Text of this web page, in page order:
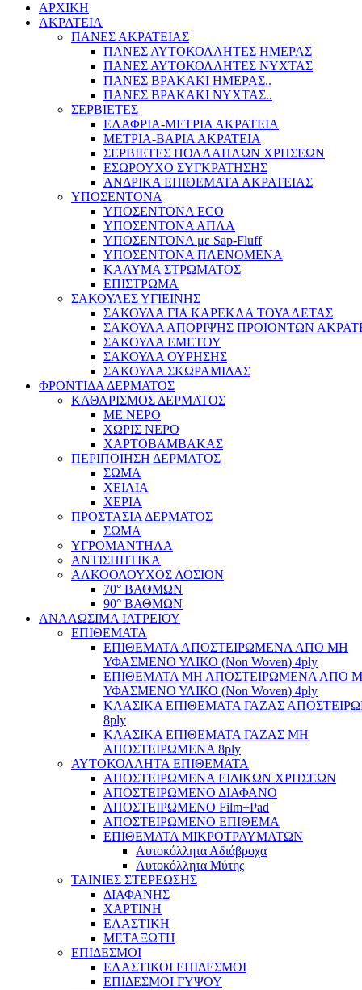
ΑΡΧΙΚΗ
ΑΚΡΑΤΕΙΑ
ΠΑΝΕΣ ΑΚΡΑΤΕΙΑΣ
ΠΑΝΕΣ ΑΥΤΟΚΟΛΛΗΤΕΣ ΗΜΕΡΑΣ
ΠΑΝΕΣ ΑΥΤΟΚΟΛΛΗΤΕΣ ΝΥΧΤΑΣ
ΠΑΝΕΣ ΒΡΑΚΑΚΙ ΗΜΕΡΑΣ..
ΠΑΝΕΣ ΒΡΑΚΑΚΙ ΝΥΧΤΑΣ..
ΣΕΡΒΙΕΤΕΣ
ΕΛΑΦΡΙΑ-ΜΕΤΡΙΑ ΑΚΡΑΤΕΙΑ
ΜΕΤΡΙΑ-ΒΑΡΙΑ ΑΚΡΑΤΕΙΑ
ΣΕΡΒΙΕΤΕΣ ΠΟΛΛΑΠΛΩΝ ΧΡΗΣΕΩΝ
ΕΣΩΡΟΥΧΟ ΣΥΓΚΡΑΤΗΣΗΣ
ΑΝΔΡΙΚΑ ΕΠΙΘΕΜΑΤΑ ΑΚΡΑΤΕΙΑΣ
ΥΠΟΣΕΝΤΟΝΑ
ΥΠΟΣΕΝΤΟΝΑ ECO
ΥΠΟΣΕΝΤΟΝΑ ΑΠΛΑ
ΥΠΟΣΕΝΤΟΝΑ με Sap-Fluff
ΥΠΟΣΕΝΤΟΝΑ ΠΛΕΝΟΜΕΝΑ
ΚΑΛΥΜΑ ΣΤΡΩΜΑΤΟΣ
ΕΠΙΣΤΡΩΜΑ
ΣΑΚΟΥΛΕΣ ΥΓΙΕΙΝΗΣ
ΣΑΚΟΥΛΑ ΓΙΑ ΚΑΡΕΚΛΑ ΤΟΥΑΛΕΤΑΣ
ΣΑΚΟΥΛΑ ΑΠΟΡΙΨΗΣ ΠΡΟΙΟΝΤΩΝ
ΣΑΚΟΥΛΑ ΕΜΕΤΟΥ
ΣΑΚΟΥΛΑ ΟΥΡΗΣΗΣ
ΣΑΚΟΥΛΑ ΣΚΩΡΑΜΙΔΑΣ
ΦΡΟΝΤΙΔΑ ΔΕΡΜΑΤΟΣ
ΚΑΘΑΡΙΣΜΟΣ ΔΕΡΜΑΤΟΣ
ΜΕ ΝΕΡΟ
ΧΩΡΙΣ ΝΕΡΟ
ΧΑΡΤΟΒΑΜΒΑΚΑΣ
ΠΕΡΙΠΟΙΗΣΗ ΔΕΡΜΑΤΟΣ
ΣΩΜΑ
ΧΕΙΛΙΑ
ΧΕΡΙΑ
ΠΡΟΣΤΑΣΙΑ ΔΕΡΜΑΤΟΣ
ΣΩΜΑ
ΥΓΡΟΜΑΝΤΗΛΑ
ΑΝΤΙΣΗΠΤΙΚΑ
ΑΛΚΟΟΛΟΥΧΟΣ ΛΟΣΙΟΝ
70° ΒΑΘΜΩΝ
90° ΒΑΘΜΩΝ
ΑΝΑΛΩΣΙΜΑ ΙΑΤΡΕΙΟΥ
ΕΠΙΘΕΜΑΤΑ
ΕΠΙΘΕΜΑΤΑ ΑΠΟΣΤΕΙΡΩΜΕΝΑ ΑΠΟ ΜΗ
ΥΦΑΣΜΕΝΟ ΥΛΙΚΟ (Non Woven) 4ply
ΕΠΙΘΕΜΑΤΑ ΜΗ ΑΠΟΣΤΕΙΡΩΜΕΝΑ ΑΠΟ
ΥΦΑΣΜΕΝΟ ΥΛΙΚΟ (Non Woven) 4ply
ΚΛΑΣΙΚΑ ΕΠΙΘΕΜΑΤΑ ΓΑΖΑΣ
8ply
ΚΛΑΣΙΚΑ ΕΠΙΘΕΜΑΤΑ ΓΑΖΑΣ ΜΗ
ΑΠΟΣΤΕΙΡΩΜΕΝΑ 8ply
ΑΥΤΟΚΟΛΛΗΤΑ ΕΠΙΘΕΜΑΤΑ
ΑΠΟΣΤΕΙΡΩΜΕΝΑ ΕΙΔΙΚΩΝ ΧΡΗΣΕΩΝ
ΑΠΟΣΤΕΙΡΩΜΕΝΟ ΔΙΑΦΑΝΟ
ΑΠΟΣΤΕΙΡΩΜΕΝΟ Film+Pad
ΑΠΟΣΤΕΙΡΩΜΕΝΟ ΕΠΙΘΕΜΑ
ΕΠΙΘΕΜΑΤΑ ΜΙΚΡΟΤΡΑΥΜΑΤΩΝ
Αυτοκόλλητα Αδιάβροχα
Αυτοκόλλητα Μύτης
ΤΑΙΝΙΕΣ ΣΤΕΡΕΩΣΗΣ
ΔΙΑΦΑΝΗΣ
ΧΑΡΤΙΝΗ
ΕΛΑΣΤΙΚΗ
ΜΕΤΑΞΩΤΗ
ΕΠΙΔΕΣΜΟΙ
ΕΛΑΣΤΙΚΟΙ ΕΠΙΔΕΣΜΟΙ
ΕΠΙΔΕΣΜΟΙ ΓΥΨΟΥ